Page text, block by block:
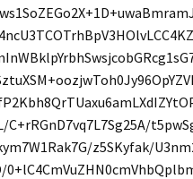
z5SKyfak/